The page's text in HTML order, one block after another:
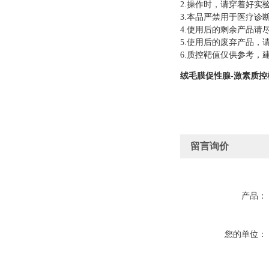
2.操作时，请穿着好实
3.本品严禁用于医疗诊
4.使用后的剩余产品请
5.使用后的废弃产品，
6.质控靶值仅供参考，
绒毛膜促性腺-激素质控
留言询价
产品：
您的单位：